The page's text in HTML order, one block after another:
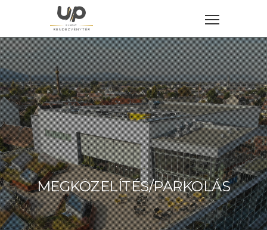
MEGKÖZELÍTÉS/PARKOLÁS